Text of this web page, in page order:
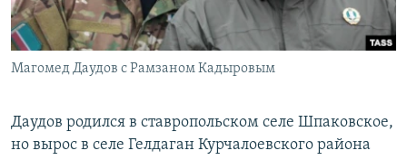
Магомед Даудов с Рамзаном Кадыровым
Даудов родился в ставропольском селе Шпаковское,
но вырос в селе Гелдаган Курчалоевского района